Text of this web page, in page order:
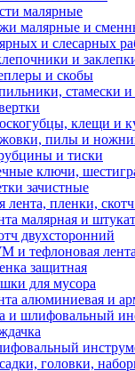
малярные
малярные и
и слесарных
и
и скобы
стамески и
клещи и
пилы и
и тиски
ключи,
зачистные
лента, пленки,
малярная и
двухсторонний
и тефлоновая лента
защитная
для мусора
алюминиевая и
и шлифовальный
головки,